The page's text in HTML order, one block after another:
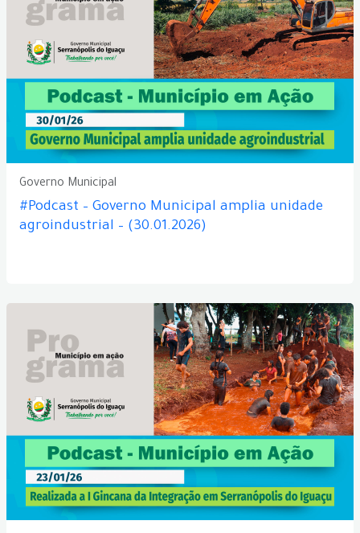
Governo Municipal
#Podcast – Governo Municipal amplia unidade
agroindustrial – (30.01.2026)